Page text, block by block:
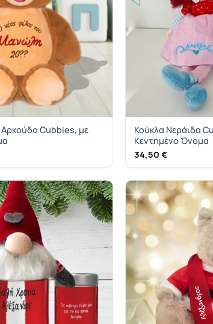
Cubbies, με
Κούκλα Νεράιδα
Κεντημένο Όνομα
34,50 €